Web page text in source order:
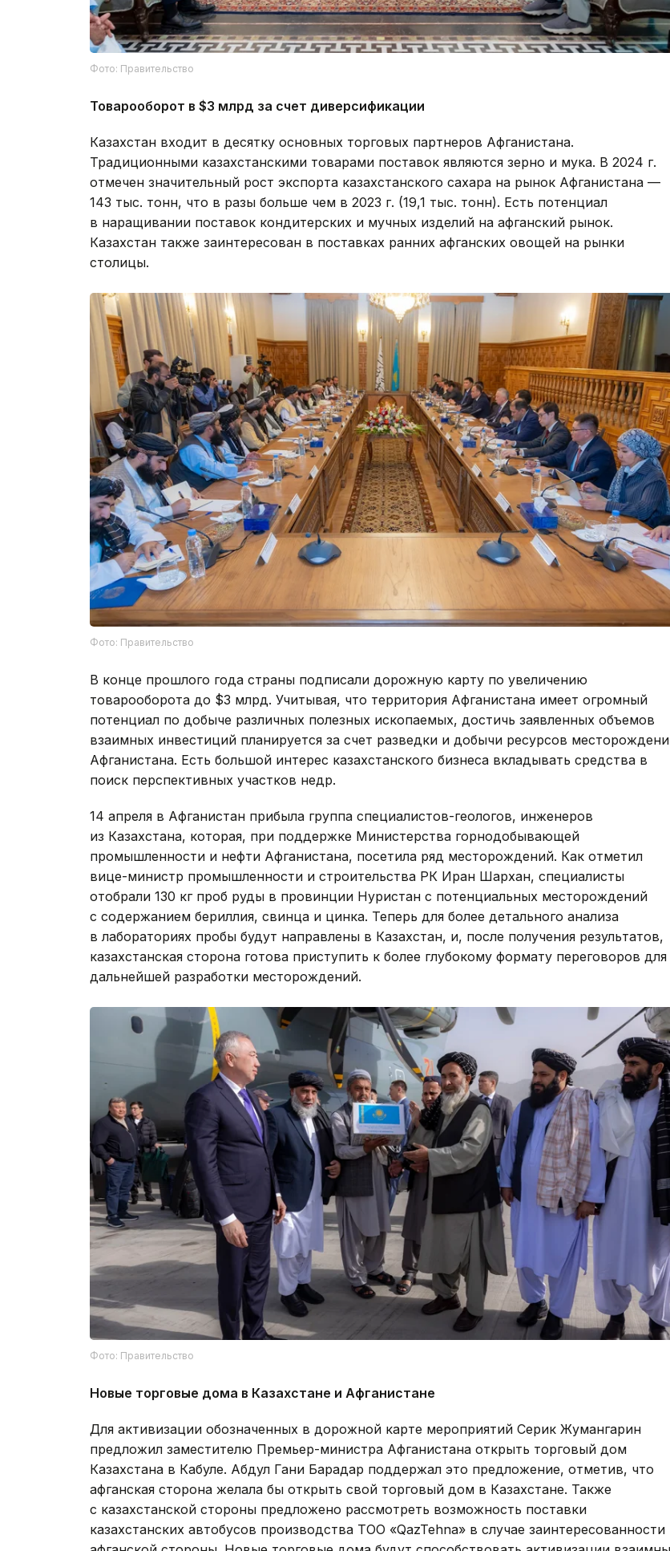
Фото: Правительство
Товарооборот в $3 млрд за счет диверсификации
Казахстан входит в десятку основных торговых партнеров Афганистана.
Традиционными казахстанскими товарами поставок являются зерно и мука. В 2024 г.
отмечен значительный рост экспорта казахстанского сахара на рынок Афганистана —
143 тыс. тонн, что в разы больше чем в 2023 г. (19,1 тыс. тонн). Есть потенциал
в наращивании поставок кондитерских и мучных изделий на афганский рынок.
Казахстан также заинтересован в поставках ранних афганских овощей на рынки
столицы.
Фото: Правительство
В конце прошлого года страны подписали дорожную карту по увеличению
товарооборота до $3 млрд. Учитывая, что территория Афганистана имеет огромный
потенциал по добыче различных полезных ископаемых, достичь заявленных объемов
взаимных инвестиций планируется за счет разведки и добычи ресурсов
Афганистана. Есть большой интерес казахстанского бизнеса вкладывать средства в
поиск перспективных участков недр.
14 апреля в Афганистан прибыла группа специалистов-геологов, инженеров
из Казахстана, которая, при поддержке Министерства горнодобывающей
промышленности и нефти Афганистана, посетила ряд месторождений. Как отметил
вице-министр промышленности и строительства РК Иран Шархан, специалисты
отобрали 130 кг проб руды в провинции Нуристан с потенциальных месторождений
с содержанием бериллия, свинца и цинка. Теперь для более детального анализа
в лабораториях пробы будут направлены в Казахстан, и, после получения результатов,
казахстанская сторона готова приступить к более глубокому формату переговоров для
дальнейшей разработки месторождений.
Фото: Правительство
Новые торговые дома в Казахстане и Афганистане
Для активизации обозначенных в дорожной карте мероприятий Серик Жумангарин
предложил заместителю Премьер-министра Афганистана открыть торговый дом
Казахстана в Кабуле. Абдул Гани Барадар поддержал это предложение, отметив, что
афганская сторона желала бы открыть свой торговый дом в Казахстане. Также
с казахстанской стороны предложено рассмотреть возможность поставки
казахстанских автобусов производства ТОО «QazTehna» в случае заинтересованности